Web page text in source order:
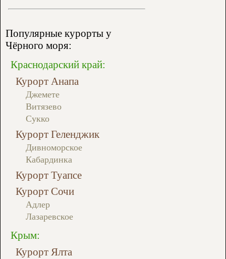
Популярные курорты у
Чёрного моря:
Краснодарский край:
Курорт Анапа
Джемете
Витязево
Сукко
Курорт Геленджик
Дивноморское
Кабардинка
Курорт Туапсе
Курорт Сочи
Адлер
Лазаревское
Крым:
Курорт Ялта